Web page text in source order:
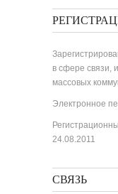
в сфере связи,
массовых
Электронное
24.08.2011
СВЯЗЬ